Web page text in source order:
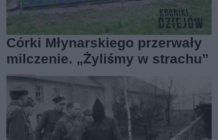
Córki Młynarskiego przerwały
milczenie. „Żyliśmy w strachu”